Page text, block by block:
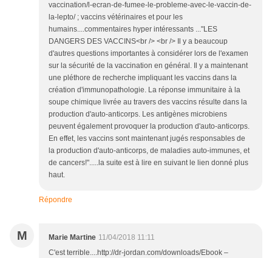
vaccination/l-ecran-de-fumee-le-probleme-avec-le-vaccin-de-
la-lepto/ ; vaccins vétérinaires et pour les
humains....commentaires hyper intéressants ..."LES
DANGERS DES VACCINS<br /> <br /> Il y a beaucoup
d'autres questions importantes à considérer lors de l'examen
sur la sécurité de la vaccination en général. Il y a maintenant
une pléthore de recherche impliquant les vaccins dans la
création d'immunopathologie. La réponse immunitaire à la
soupe chimique livrée au travers des vaccins résulte dans la
production d'auto-anticorps. Les antigènes microbiens
peuvent également provoquer la production d'auto-anticorps.
En effet, les vaccins sont maintenant jugés responsables de
la production d'auto-anticorps, de maladies auto-immunes, et
de cancers!".....la suite est à lire en suivant le lien donné plus
haut.
Répondre
M Marie Martine 11/04/2018 11:11
C'est terrible....http://dr-jordan.com/downloads/Ebook –